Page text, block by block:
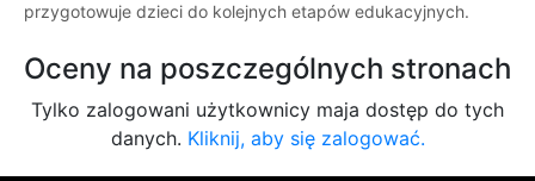
przygotowuje dzieci do kolejnych etapów edukacyjnych.
Oceny na poszczególnych stronach
Tylko zalogowani użytkownicy maja dostęp do tych
danych. Kliknij, aby się zalogować.